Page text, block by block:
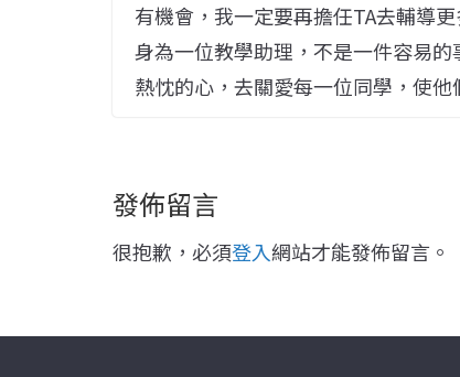
有機會，我一定要再擔任TA去輔導
身為一位教學助理，不是一件容易
熱忱的心，去關愛每一位同學，使
發佈留言
很抱歉，必須登入網站才能發佈留言。